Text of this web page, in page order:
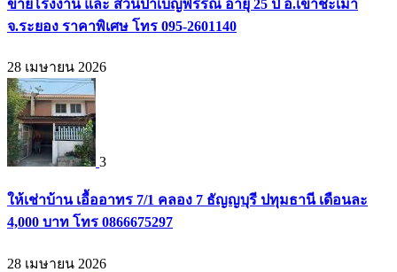
ขายโรงงาน และ สวนป่าเบญพรรณ อายุ 25 ปี อ.เขาชะเมา
จ.ระยอง ราคาพิเศษ โทร 095-2601140
28 เมษายน 2026
3
ให้เช่าบ้าน เอื้ออาทร 7/1 คลอง 7 ธัญญบุรี ปทุมธานี เดือนละ
4,000 บาท โทร 0866675297
28 เมษายน 2026